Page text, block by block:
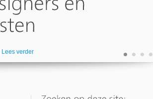
Lees verder • • • •